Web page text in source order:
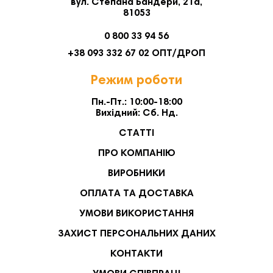
вул. Степана Бандери, 21а,
81053
0 800 33 94 56
+38 093 332 67 02 ОПТ/ДРОП
Режим роботи
Пн.-Пт.: 10:00-18:00
Вихідний: Сб. Нд.
СТАТТІ
ПРО КОМПАНІЮ
ВИРОБНИКИ
ОПЛАТА ТА ДОСТАВКА
УМОВИ ВИКОРИСТАННЯ
ЗАХИСТ ПЕРСОНАЛЬНИХ ДАНИХ
КОНТАКТИ